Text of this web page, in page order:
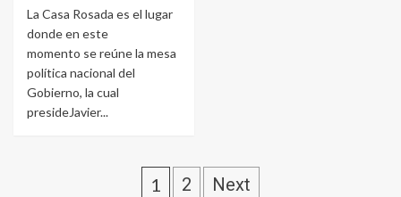
La Casa Rosada es el lugar
donde en este
momento se reúne la mesa
política nacional del
Gobierno, la cual
presideJavier...
1 2 Next